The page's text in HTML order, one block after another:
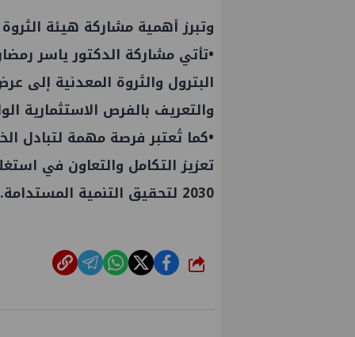
وتبرز أهمية مشاركة هيئة
•تأتي مشاركة الدكتور ياسر
البترول والثروة المعدنية إلى
والتعريف بالفرص الاستثمارية
•كما تُعتبر فرصة مهمة لتبادل
تعزيز التكامل والتعاون في
2030 لتحقيق التنمية المستدامة.
شارك